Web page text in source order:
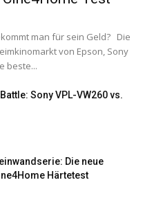
man für sein Geld? Die
von Epson, Sony
beste...
Sony VPL-VW260 vs.
Die neue
Härtetest